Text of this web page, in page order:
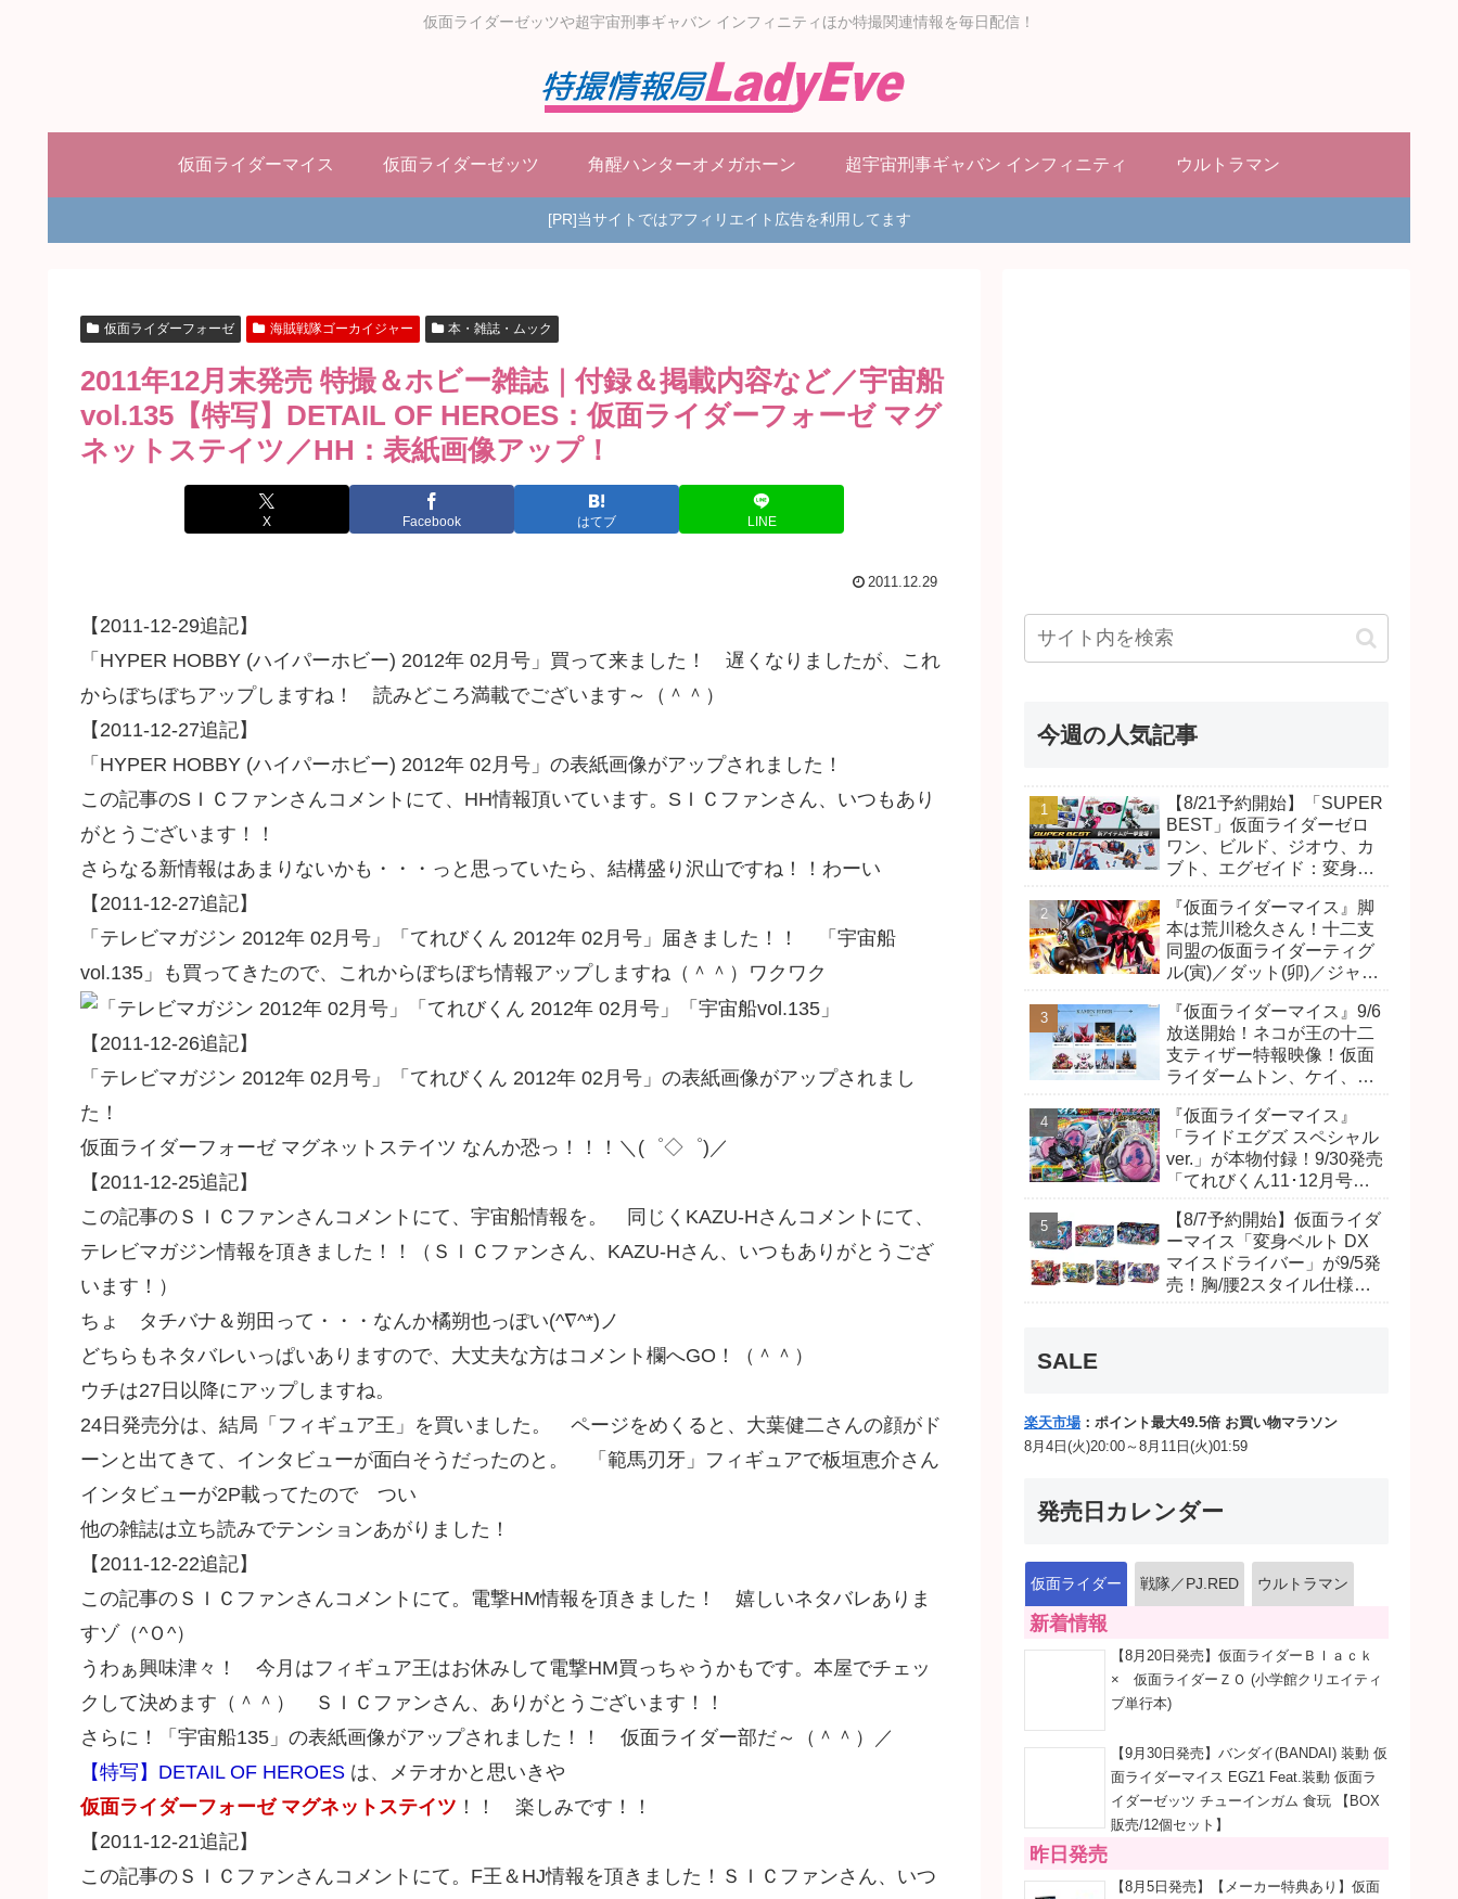
仮面ライダーゼッツや超宇宙刑事ギャバン インフィニティほか特撮関連情報を毎日配信！
仮面ライダーマイス 仮面ライダーゼッツ 角醒ハンターオメガホーン 超宇宙刑事ギャバン インフィニティ ウルトラマン
[PR]当サイトではアフィリエイト広告を利用してます
仮面ライダーフォーゼ 海賊戦隊ゴーカイジャー 本・雑誌・ムック
2011年12月末発売 特撮＆ホビー雑誌｜付録＆掲載内容など／宇宙船
vol.135【特写】DETAIL OF HEROES：仮面ライダーフォーゼ マグ
ネットステイツ／HH：表紙画像アップ！
X Facebook はてブ LINE
2011.12.29
【2011-12-29追記】
「HYPER HOBBY (ハイパーホビー) 2012年 02月号」買って来ました！ 遅くなりましたが、これ
からぼちぼちアップしますね！ 読みどころ満載でございます～（＾＾）
【2011-12-27追記】
「HYPER HOBBY (ハイパーホビー) 2012年 02月号」の表紙画像がアップされました！
この記事のSＩＣファンさんコメントにて、HH情報頂いています。SＩＣファンさん、いつもあり
がとうございます！！
さらなる新情報はあまりないかも・・・っと思っていたら、結構盛り沢山ですね！！わーい
【2011-12-27追記】
「テレビマガジン 2012年 02月号」「てれびくん 2012年 02月号」届きました！！ 「宇宙船
vol.135」も買ってきたので、これからぼちぼち情報アップしますね（＾＾）ワクワク
【2011-12-26追記】
「テレビマガジン 2012年 02月号」「てれびくん 2012年 02月号」の表紙画像がアップされまし
た！
仮面ライダーフォーゼ マグネットステイツ なんか恐っ！！！＼(゜◇゜)／
【2011-12-25追記】
この記事のＳＩＣファンさんコメントにて、宇宙船情報を。 同じくKAZU-Hさんコメントにて、
テレビマガジン情報を頂きました！！（ＳＩＣファンさん、KAZU-Hさん、いつもありがとうござ
います！）
ちょ タチバナ＆朔田って・・・なんか橘朔也っぽい(^∇^*)ノ
どちらもネタバレいっぱいありますので、大丈夫な方はコメント欄へGO！（＾＾）
ウチは27日以降にアップしますね。
24日発売分は、結局「フィギュア王」を買いました。 ページをめくると、大葉健二さんの顔がド
ーンと出てきて、インタビューが面白そうだったのと。 「範馬刃牙」フィギュアで板垣恵介さん
インタビューが2P載ってたので つい
他の雑誌は立ち読みでテンションあがりました！
【2011-12-22追記】
この記事のＳＩＣファンさんコメントにて。電撃HM情報を頂きました！ 嬉しいネタバレありま
すゾ（^Ｏ^）
うわぁ興味津々！ 今月はフィギュア王はお休みして電撃HM買っちゃうかもです。本屋でチェッ
クして決めます（＾＾） ＳＩＣファンさん、ありがとうございます！！
さらに！「宇宙船135」の表紙画像がアップされました！！ 仮面ライダー部だ～（＾＾）／
【特写】DETAIL OF HEROES は、メテオかと思いきや
仮面ライダーフォーゼ マグネットステイツ ！！ 楽しみです！！
【2011-12-21追記】
この記事のＳＩＣファンさんコメントにて。F王＆HJ情報を頂きました！ＳＩＣファンさん、いつ
今週の人気記事
【8/21予約開始】「SUPER
BEST」仮面ライダーゼロ
ワン、ビルド、ジオウ、カ
ブト、エグゼイド：変身ベ
ー、DXネオディケイドライ
バー、DXホッパーゼクター
ほか12点！
『仮面ライダーマイス』脚
本は荒川稔久さん！十二支
同盟の仮面ライダーティグ
ル(寅)／ダット(卯)／ジャオ
尾達臣のキャストが発表！
トリガーのアキト金子隼也
さんも変身！
『仮面ライダーマイス』9/6
放送開始！ネコが王の十二
支ティザー特報映像！仮面
ライダームトン、ケイ、ヴ
開！ライダーは子丑寅卯辰
巳午未申酉戌亥猫猫の14
人⁉
『仮面ライダーマイス』
「ライドエグズ スペシャル
ver.」が本物付録！9/30発売
「てれびくん11･12月号」
キラキララメ入り！変身ベ
ルトにセットすれば特別な
音声が！
【8/7予約開始】仮面ライダ
ーマイス「変身ベルト DX
マイスドライバー」が9/5発
売！胸/腰2スタイル仕様！
SALE
楽天市場 ：ポイント最大49.5倍 お買い物マラソン
8月4日(火)20:00～8月11日(火)01:59
発売日カレンダー
仮面ライダー 戦隊／PJ.RED ウルトラマン
新着情報
【8月20日発売】仮面ライダーＢｌａｃｋ
× 仮面ライダーＺＯ (小学館クリエイティ
ブ単行本)
【9月30日発売】バンダイ(BANDAI) 装動 仮
面ライダーマイス EGZ1 Feat.装動 仮面ラ
イダーゼッツ チューインガム 食玩 【BOX
販売/12個セット】
昨日発売
【8月5日発売】【メーカー特典あり】仮面